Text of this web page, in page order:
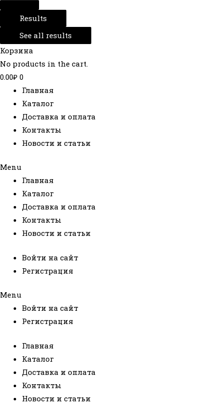
Results
See all results
Корзина
No products in the cart.
0.00₽ 0
Главная
Каталог
Доставка и оплата
Контакты
Новости и статьи
Menu
Главная
Каталог
Доставка и оплата
Контакты
Новости и статьи
Войти на сайт
Регистрация
Menu
Войти на сайт
Регистрация
Главная
Каталог
Доставка и оплата
Контакты
Новости и статьи